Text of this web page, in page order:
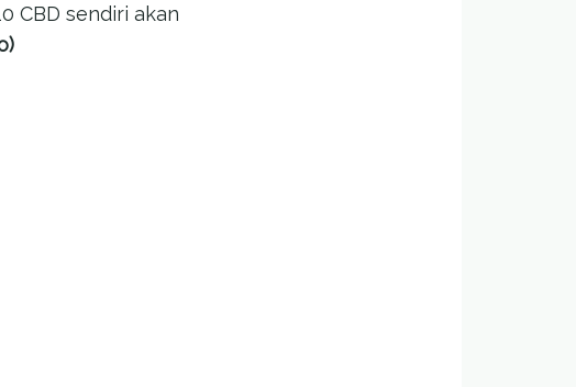
CBD sendiri akan